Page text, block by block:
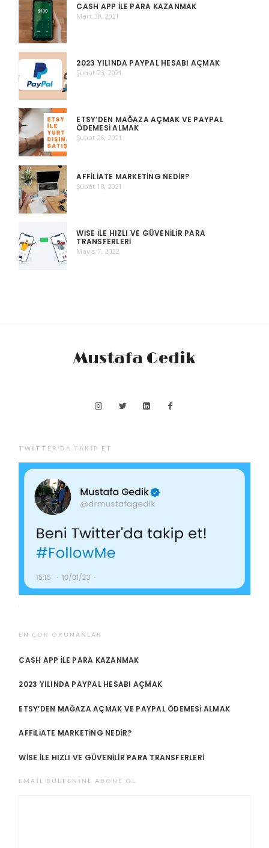
CASH APP ILE PARA KAZANMAK
Mart 30, 2021
2023 YILINDA PAYPAL HESABI AÇMAK
Şubat 23, 2021
ETSY’DEN MAĞAZA AÇMAK VE PAYPAL
ÖDEMESI ALMAK
Şubat 26, 2021
AFFILIATE MARKETING NEDIR?
Şubat 18, 2021
WISE ILE HIZLI VE GÜVENILIR PARA
TRANSFERLERI
Mayıs 7, 2022
Mustafa Gedik
TWITTER’DA TAKIP ET
EN ÇOK OKUNANLAR
CASH APP ILE PARA KAZANMAK
2023 YILINDA PAYPAL HESABI AÇMAK
ETSY’DEN MAĞAZA AÇMAK VE PAYPAL ÖDEMESI ALMAK
AFFILIATE MARKETING NEDIR?
WISE ILE HIZLI VE GÜVENILIR PARA TRANSFERLERI
EMAIL BÜLTENINE ABONE OL